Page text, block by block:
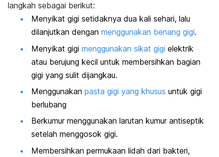
langkah sebagai berikut:
Menyikat gigi setidaknya dua kali sehari, lalu
dilanjutkan dengan menggunakan benang gigi.
Menyikat gigi menggunakan sikat gigi elektrik
atau berujung kecil untuk membersihkan bagian
gigi yang sulit dijangkau.
Menggunakan pasta gigi yang khusus untuk gigi
berlubang
Berkumur menggunakan larutan kumur antiseptik
setelah menggosok gigi.
Membersihkan permukaan lidah dari bakteri,